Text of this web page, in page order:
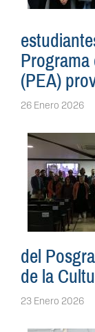
Programa
(PEA)
26 Enero 2026
del
de la
23 Enero 2026